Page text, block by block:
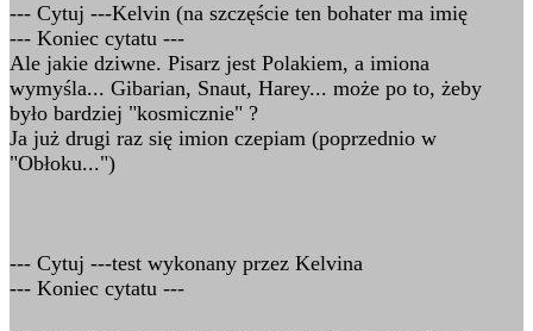
--- Cytuj ---Kelvin (na szczęście ten bohater ma imię
--- Koniec cytatu ---
Ale jakie dziwne. Pisarz jest Polakiem, a imiona
wymyśla... Gibarian, Snaut, Harey... może po to, żeby
było bardziej "kosmicznie" ?
Ja już drugi raz się imion czepiam (poprzednio w
"Obłoku...")
--- Cytuj ---test wykonany przez Kelvina
--- Koniec cytatu ---